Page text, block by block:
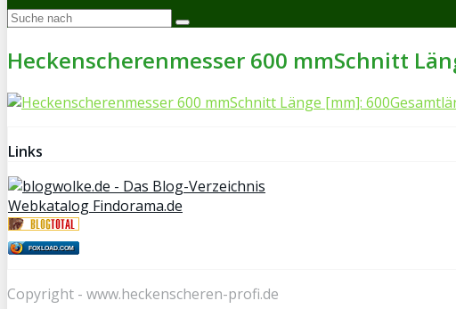
Heckenscherenmesser 600 mmSchnitt
Links
Webkatalog Findorama.de
FOXLOAD.COM
Copyright - www.heckenscheren-profi.de